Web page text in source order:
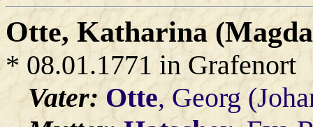
Otte, Katharina
* 08.01.1771 in Grafenort
Vater:Otte, Georg